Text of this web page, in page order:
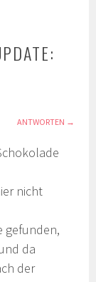
ANTWORTEN
nicht
gefunden,
da
der